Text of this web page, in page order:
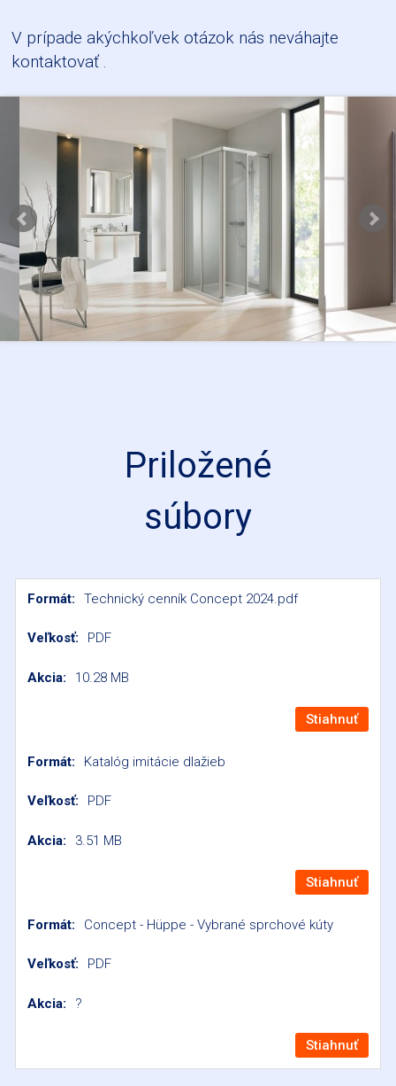
V prípade akýchkoľvek otázok nás neváhajte
kontaktovať .
Priložené
súbory
Technický cenník Concept 2024.pdf
PDF
10.28 MB
Stiahnuť
Katalóg imitácie dlažieb
PDF
3.51 MB
Stiahnuť
Concept - Hüppe - Vybrané sprchové kúty
PDF
?
Stiahnuť